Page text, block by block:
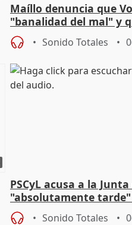
Maíllo denuncia que
"banalidad del mal" y
asume todas sus tesis
Sonido Totales
PSCyL acusa a la
"absolutamente
problemas como
Sonido Totales